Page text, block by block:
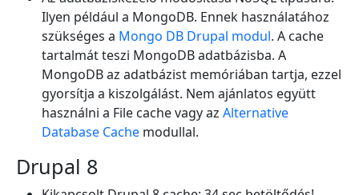
Ilyen például a MongoDB. Ennek használatához
szükséges a Mongo DB Drupal modul. A cache
tartalmát teszi MongoDB adatbázisba. A
MongoDB az adatbázist memóriában tartja, ezzel
gyorsítja a kiszolgálást. Nem ajánlatos együtt
használni a File cache vagy az Alternative
Database Cache modullal.
Drupal 8